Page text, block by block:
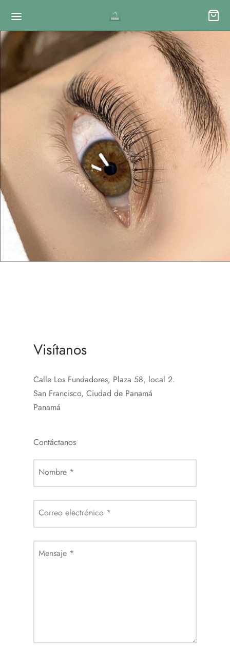
Visítanos
Calle Los Fundadores, Plaza 58, local 2.
San Francisco, Ciudad de Panamá
Panamá
Contáctanos
Nombre *
Correo electrónico *
Mensaje *